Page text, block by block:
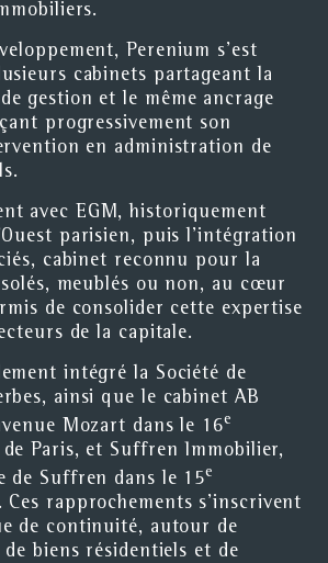
Perenium s’est
cabinets partageant la
gestion et le même ancrage
progressivement son
en administration de
avec EGM, historiquement
parisien, puis l’intégration
cabinet reconnu pour la
meublés ou non, au cœur
de consolider cette expertise
de la capitale.
intégré la Société de
ainsi que le cabinet AB
Mozart dans le 16e
Paris, et Suffren Immobilier,
de Suffren dans le 15e
Ces rapprochements s’inscrivent
de continuité, autour de
biens résidentiels et de